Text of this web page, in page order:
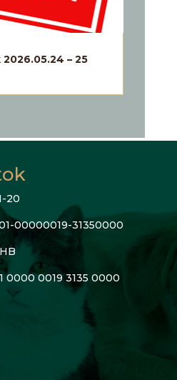
– 25
20
00000019-31350000
0000 0019 3135 0000